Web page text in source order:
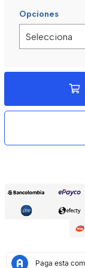
Opciones